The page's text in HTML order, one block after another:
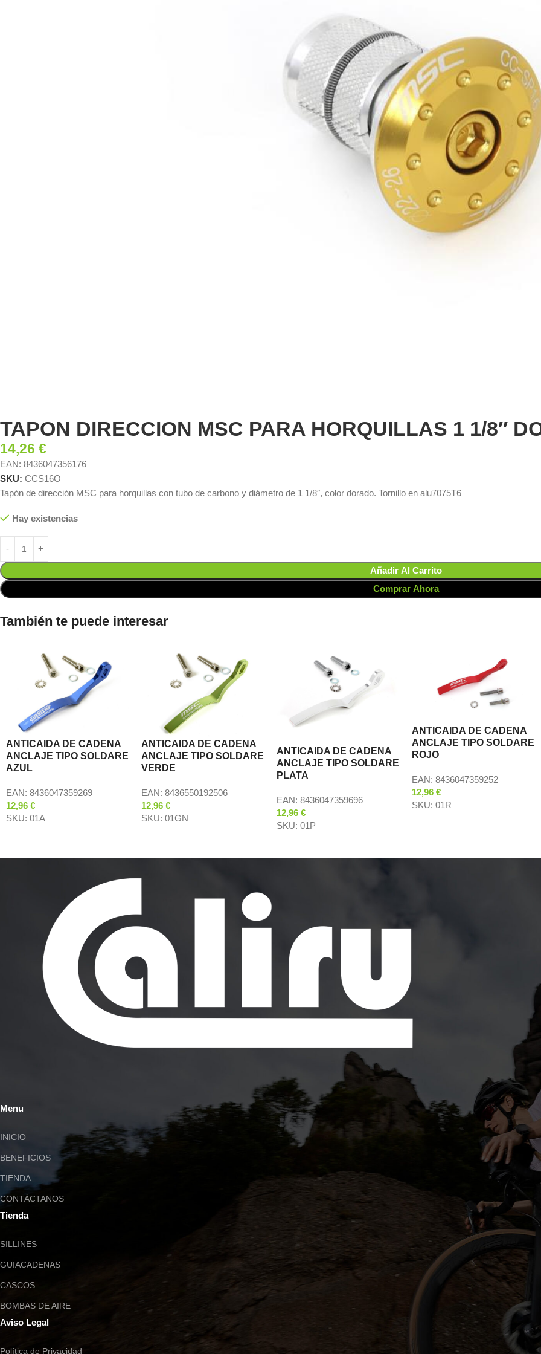
TAPON DIRECCION MSC PARA HORQUILLAS 1 1/8″
14,26 €
EAN: 8436047356176
SKU: CCS16O
Tapón de dirección MSC para horquillas con tubo de carbono y diámetro de 1 1/8″, color dorado. Tornillo en alu7075T6
Hay existencias
Añadir Al Carrito
Comprar Ahora
También te puede interesar
ANTICAIDA DE CADENA
ANCLAJE TIPO SOLDARE
AZUL
EAN: 8436047359269
12,96 €
SKU: 01A
ANTICAIDA DE CADENA
ANCLAJE TIPO SOLDARE
VERDE
EAN: 8436550192506
12,96 €
SKU: 01GN
ANTICAIDA DE CADENA
ANCLAJE TIPO SOLDARE
PLATA
EAN: 8436047359696
12,96 €
SKU: 01P
ANTICAIDA DE CADENA
ANCLAJE TIPO SOLDARE
ROJO
EAN: 8436047359252
12,96 €
SKU: 01R
Menu
INICIO
BENEFICIOS
TIENDA
CONTÁCTANOS
Tienda
SILLINES
GUIACADENAS
CASCOS
BOMBAS DE AIRE
Aviso Legal
Política de Privacidad